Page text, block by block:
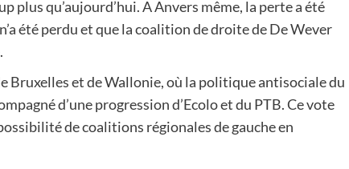
plus qu’aujourd’hui. A Anvers même, la perte a été
été perdu et que la coalition de droite de De Wever
Bruxelles et de Wallonie, où la politique antisociale du
d’une progression d’Ecolo et du PTB. Ce vote
de coalitions régionales de gauche en